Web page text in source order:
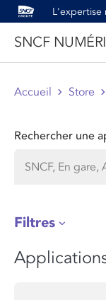
L'expertise
SNCF
Accueil Store
Rechercher une
Filtres